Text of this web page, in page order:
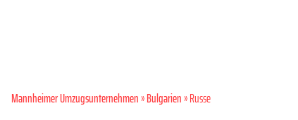
Mannheimer Umzugsunternehmen»Bulgarien» Russe